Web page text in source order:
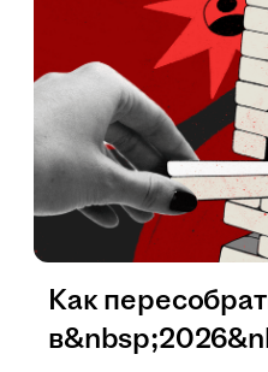
Как